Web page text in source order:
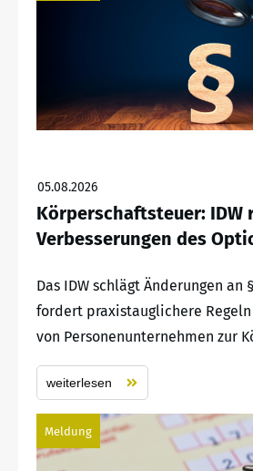
05.08.2026
Körperschaftsteuer: IDW
Verbesserungen des
Das IDW schlägt Änderungen an
fordert praxistauglichere Regeln
von Personenunternehmen zur
weiterlesen
Meldung